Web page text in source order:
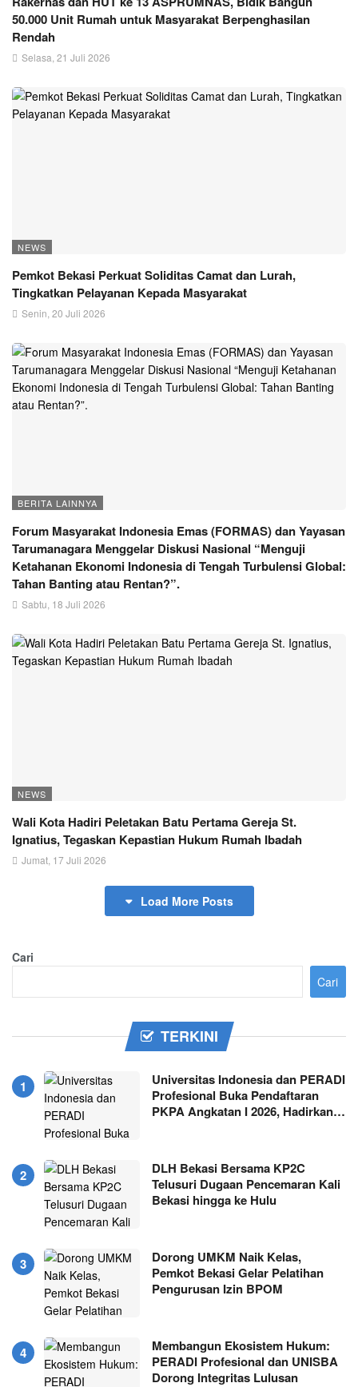
50.000 Unit Rumah untuk Masyarakat Berpenghasilan
Rendah
Selasa, 21 Juli 2026
NEWS
Pemkot Bekasi Perkuat Soliditas Camat dan Lurah,
Tingkatkan Pelayanan Kepada Masyarakat
Senin, 20 Juli 2026
BERITA LAINNYA
Forum Masyarakat Indonesia Emas (FORMAS) dan Yayasan
Tarumanagara Menggelar Diskusi Nasional “Menguji
Ketahanan Ekonomi Indonesia di Tengah Turbulensi Global:
Tahan Banting atau Rentan?”.
Sabtu, 18 Juli 2026
NEWS
Wali Kota Hadiri Peletakan Batu Pertama Gereja St.
Ignatius, Tegaskan Kepastian Hukum Rumah Ibadah
Jumat, 17 Juli 2026
Load More Posts
Cari
Cari
TERKINI
Universitas Indonesia dan PERADI
Profesional Buka Pendaftaran
PKPA Angkatan I 2026, Hadirkan…
DLH Bekasi Bersama KP2C
Telusuri Dugaan Pencemaran Kali
Bekasi hingga ke Hulu
Dorong UMKM Naik Kelas,
Pemkot Bekasi Gelar Pelatihan
Pengurusan Izin BPOM
Membangun Ekosistem Hukum:
PERADI Profesional dan UNISBA
Dorong Integritas Lulusan